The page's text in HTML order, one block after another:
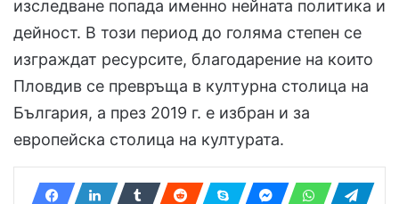
изследване попада именно нейната политика и
дейност. В този период до голяма степен се
изграждат ресурсите, благодарение на които
Пловдив се превръща в културна столица на
България, а през 2019 г. е избран и за
европейска столица на културата.